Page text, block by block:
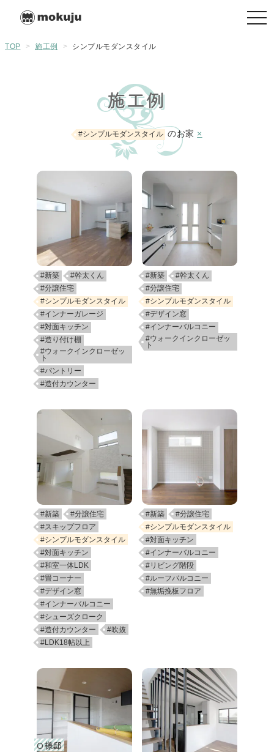
TOP > 施工例 > シンプルモダンスタイル
施工例
#シンプルモダンスタイル のお家 ×
#新築
#幹太くん
#分譲住宅
#シンプルモダンスタイル
#インナーガレージ
#対面キッチン
#造り付け棚
#ウォークインクローゼッ
ト
#パントリー
#造付カウンター
#新築
#幹太くん
#分譲住宅
#シンプルモダンスタイル
#デザイン窓
#インナーバルコニー
#ウォークインクローゼッ
ト
#新築
#分譲住宅
#スキップフロア
#シンプルモダンスタイル
#対面キッチン
#和室一体LDK
#畳コーナー
#デザイン窓
#インナーバルコニー
#シューズクローク
#造付カウンター
#吹抜
#LDK18帖以上
#新築
#分譲住宅
#シンプルモダンスタイル
#対面キッチン
#インナーバルコニー
#リビング階段
#ルーフバルコニー
#無垢挽板フロア
O様邸